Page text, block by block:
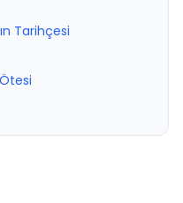
Tarihçesi